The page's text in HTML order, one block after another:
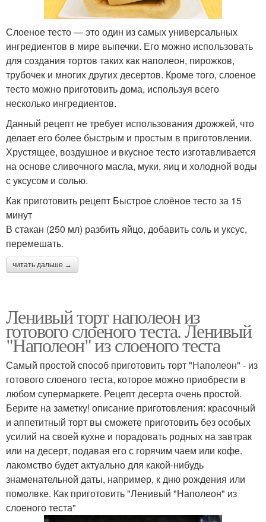
Слоеное тесто — это один из самых универсальных
ингредиентов в мире выпечки. Его можно использовать
для создания тортов таких как наполеон, пирожков,
трубочек и многих других десертов. Кроме того, слоеное
тесто можно приготовить дома, используя всего
несколько ингредиентов.
Данный рецепт не требует использования дрожжей, что
делает его более быстрым и простым в приготовлении.
Хрустящее, воздушное и вкусное тесто изготавливается
на основе сливочного масла, муки, яиц и холодной воды
с уксусом и солью.
Как приготовить рецепт Быстрое слоёное тесто за 15
минут
В стакан (250 мл) разбить яйцо, добавить соль и уксус,
перемешать.
читать дальше →
Ленивый торт наполеон из
готового слоеного теста. Ленивый
"Наполеон" из слоеного теста
Самый простой способ приготовить торт "Наполеон" - из
готового слоеного теста, которое можно приобрести в
любом супермаркете. Рецепт десерта очень простой.
Берите на заметку! описание приготовления: красочный
и аппетитный торт вы сможете приготовить без особых
усилий на своей кухне и порадовать родных на завтрак
или на десерт, подавая его с горячим чаем или кофе.
лакомство будет актуально для какой-нибудь
знаменательной даты, например, к дню рождения или
помолвке. Как приготовить "Ленивый "Наполеон" из
слоеного теста"